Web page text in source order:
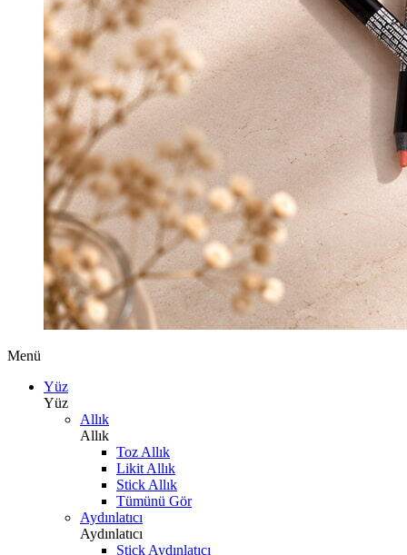
Menü
Yüz
Yüz
Allık
Allık
Toz Allık
Likit Allık
Stick Allık
Tümünü Gör
Aydınlatıcı
Aydınlatıcı
Stick Aydınlatıcı